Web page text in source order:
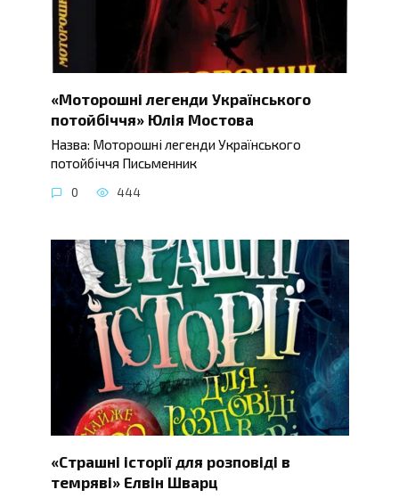
«Моторошні легенди Українського
потойбіччя» Юлія Мостова
Назва: Моторошні легенди Українського
потойбіччя Письменник
0 444
«Страшні історії для розповіді в
темряві» Елвін Шварц